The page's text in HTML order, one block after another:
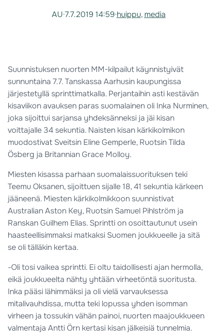
AU·7.7.2019 14:59·huippu, media
Suunnistuksen nuorten MM-kilpailut käynnistyivät
sunnuntaina 7.7. Tanskassa Aarhusin kaupungissa
järjestetyllä sprinttimatkalla. Perjantaihin asti kestävän
kisaviikon avauksen paras suomalainen oli Inka Nurminen,
joka sijoittui sarjansa yhdeksänneksi ja jäi kisan
voittajalle 34 sekuntia. Naisten kisan kärkikolmikon
muodostivat Sveitsin Eline Gemperle, Ruotsin Tilda
Ösberg ja Britannian Grace Molloy.
Miesten kisassa parhaan suomalaissuorituksen teki
Teemu Oksanen, sijoittuen sijalle 18, 41 sekuntia kärkeen
jääneenä. Miesten kärkikolmikkoon suunnistivat
Australian Aston Key, Ruotsin Samuel Pihlström ja
Ranskan Guilhem Elias. Sprintti on osoittautunut usein
haasteellisimmaksi matkaksi Suomen joukkueelle ja sitä
se oli tälläkin kertaa.
-Oli tosi vaikea sprintti. Ei oltu taidollisesti ajan hermolla,
eikä joukkueelta nähty yhtään virheetöntä suoritusta.
Inka pääsi lähimmäksi ja oli vielä varvauksessa
mitalivauhdissa, mutta teki lopussa yhden isomman
virheen ja tossukin vähän painoi, nuorten maajoukkueen
valmentaja Antti Örn kertasi kisan jälkeisiä tunnelmia.